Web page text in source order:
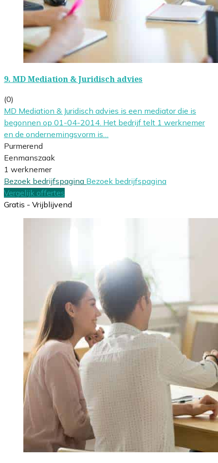
9. MD Mediation & Juridisch advies
(0)
MD Mediation & Juridisch advies is een mediator die is
begonnen op 01-04-2014. Het bedrijf telt 1 werknemer
en de ondernemingsvorm is…
Purmerend
Eenmanszaak
1 werknemer
Bezoek bedrijfspagina Bezoek bedrijfspagina
Vergelijk offertes
Gratis - Vrijblijvend